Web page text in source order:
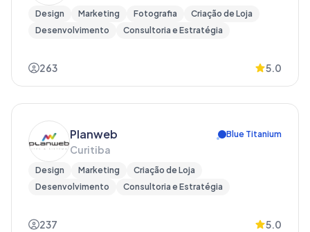
Design Marketing Fotografia
Criação de Loja
Desenvolvimento
Consultoria e Estratégia
263 5.0
Planweb Blue Titanium
Curitiba
Design Marketing
Criação de Loja
Desenvolvimento
Consultoria e Estratégia
237 5.0